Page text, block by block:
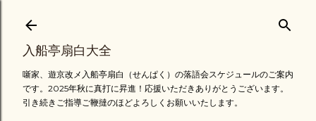
スキップしてメイン コンテンツに移動
入船亭扇白大全
噺家、遊京改メ入船亭扇白（せんぱく）の落語会スケジュールのご案内
です。2025年秋に真打に昇進！応援いただきありがとうございます。
引き続きご指導ご鞭撻のほどよろしくお願いいたします。